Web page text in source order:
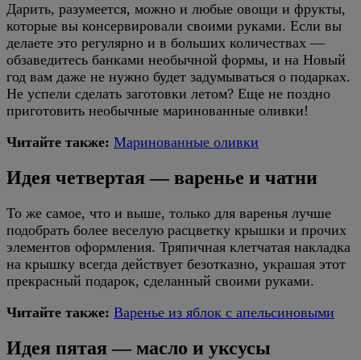
Дарить, разумеется, можно и любые овощи и фрукты,
которые вы консервировали своими руками. Если вы
делаете это регулярно и в больших количествах —
обзаведитесь банками необычной формы, и на Новый
год вам даже не нужно будет задумываться о подарках.
Не успели сделать заготовки летом? Еще не поздно
приготовить необычные маринованные оливки!
Читайте также: Маринованные оливки
Идея четвертая — варенье и чатни
То же самое, что и выше, только для варенья лучше
подобрать более веселую расцветку крышки и прочих
элементов оформления. Тряпичная клетчатая накладка
на крышку всегда действует безотказно, украшая этот
прекрасный подарок, сделанный своими руками.
Читайте также: Варенье из яблок с апельсиновыми
Идея пятая — масло и уксусы